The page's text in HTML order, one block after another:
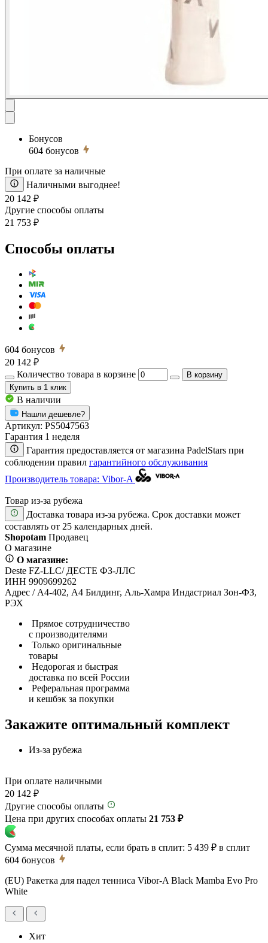
Бонусов
604 бонусов
При оплате за наличные
Наличными выгоднее!
20 142 ₽
Другие способы оплаты
21 753 ₽
Способы оплаты
604 бонусов
20 142 ₽
Количество товара в корзине
В корзину
Купить в 1 клик
В наличии
Нашли дешевле?
Артикул: PS5047563
Гарантия 1 неделя
Гарантия предоставляется от магазина PadelStars при
соблюдении правил гарантийного обслуживания
Производитель товара: Vibor-A
Товар из-за рубежа
Доставка товара из-за рубежа. Срок доставки может
составлять от 25 календарных дней.
Shopotam Продавец
О магазине
О магазине:
Deste FZ-LLC/ ДЕСТЕ ФЗ-ЛЛС
ИНН 9909699262
Адрес / А4-402, А4 Билдинг, Аль-Хамра Индастриал Зон-ФЗ,
РЭХ
Прямое сотрудничество
с производителями
Только оригинальные
товары
Недорогая и быстрая
доставка по всей России
Реферальная программа
и кешбэк за покупки
Закажите оптимальный комплект
Из-за рубежа
При оплате наличными
20 142 ₽
Другие способы оплаты
Цена при других способах оплаты 21 753 ₽
Сумма месячной платы, если брать в сплит: 5 439 ₽ в сплит
604 бонусов
(EU) Ракетка для падел тенниса Vibor-A Black Mamba Evo Pro
White
Хит